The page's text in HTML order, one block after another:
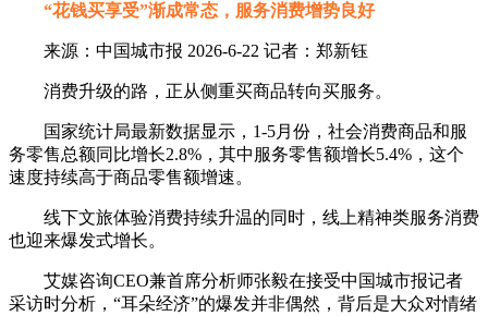
“花钱买享受”渐成常态，服务消费增势良好
来源：中国城市报 2026-6-22 记者：郑新钰
消费升级的路，正从侧重买商品转向买服务。
国家统计局最新数据显示，1-5月份，社会消费商品和服
务零售总额同比增长2.8%，其中服务零售额增长5.4%，这个
速度持续高于商品零售额增速。
线下文旅体验消费持续升温的同时，线上精神类服务消费
也迎来爆发式增长。
艾媒咨询CEO兼首席分析师张毅在接受中国城市报记者
采访时分析，“耳朵经济”的爆发并非偶然，背后是大众对情绪